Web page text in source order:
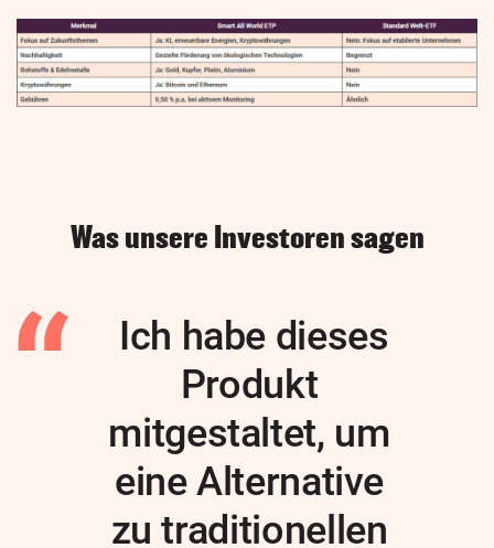
Was unsere Investoren sagen
Ich habe dieses
Produkt
mitgestaltet, um
eine Alternative
zu traditionellen